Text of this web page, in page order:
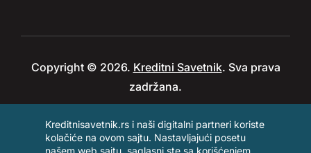
Copyright © 2026. Kreditni Savetnik. Sva prava
zadržana.
Kreditnisavetnik.rs i naši digitalni partneri koriste
kolačiće na ovom sajtu. Nastavljajući posetu
našem web sajtu, saglasni ste sa korišćenjem